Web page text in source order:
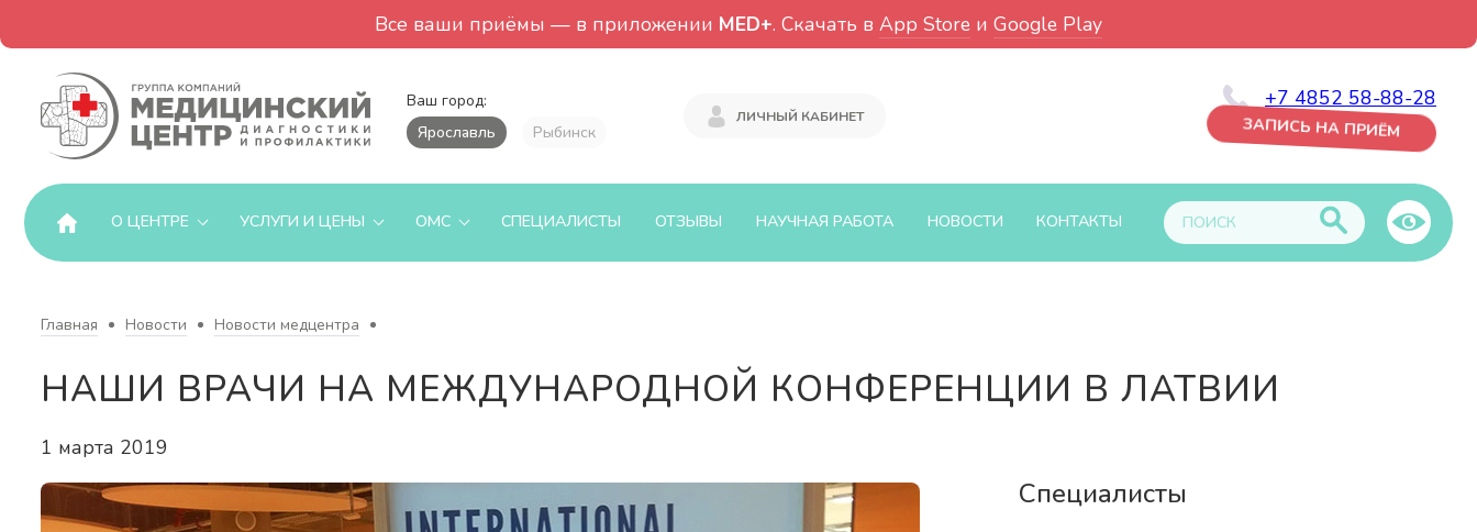
Все ваши приёмы — в приложении MED+. Скачать в App Store и Google Play
Ваш город:
Ярославль
Рыбинск
ЛИЧНЫЙ КАБИНЕТ
+7 4852 58-88-28
ЗАПИСЬ НА ПРИЁМ
О ЦЕНТРЕ УСЛУГИ И ЦЕНЫ ОМС СПЕЦИАЛИСТЫ ОТЗЫВЫ НАУЧНАЯ РАБОТА НОВОСТИ КОНТАКТЫ
Главная Новости Новости медцентра
НАШИ ВРАЧИ НА МЕЖДУНАРОДНОЙ КОНФЕРЕНЦИИ В ЛАТВИИ
1 марта 2019
Специалисты